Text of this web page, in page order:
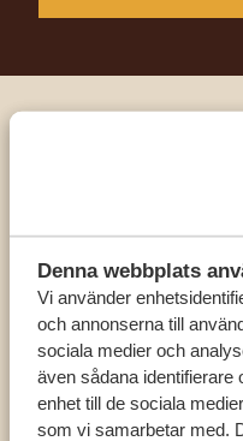
Denna webbplats
Vi använder
och annonserna till
sociala medier och
även sådana identifierare
enhet till de sociala
som vi samarbetar med.
SV: